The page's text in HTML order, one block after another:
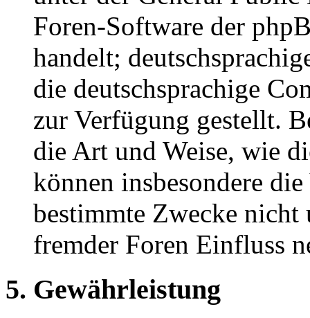
Foren-Software der
handelt;
die deutschsprachige
zur Verfügung gestellt.
die Art und Weise, wie
können insbesondere
bestimmte Zwecke nicht
fremder Foren Einfluss
5. Gewährleistung